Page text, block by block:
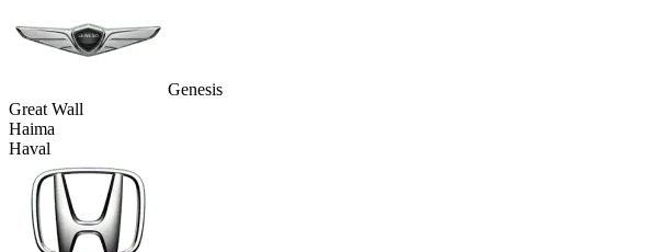
Genesis
Great Wall
Haima
Haval